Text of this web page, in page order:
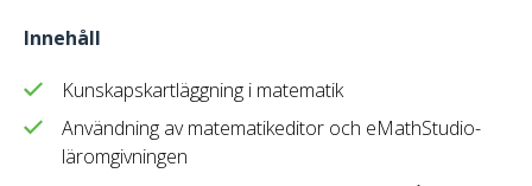
Innehåll
Kunskapskartläggning i matematik
Användning av matematikeditor och eMathStudio-
läromgivningen